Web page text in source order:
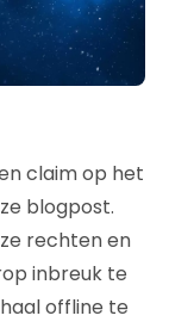
claim op het
blogpost.
rechten en
inbreuk te
offline te